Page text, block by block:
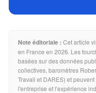
Note éditoriale : Cet article
en France en 2026. Les
basées sur des données
collectives, baromètres
Travail et DARES) et
l'entreprise et l'expérience